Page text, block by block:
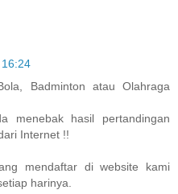
Badminton atau Olahraga
menebak hasil pertandingan
Internet !!
mendaftar di website kami
harinya.